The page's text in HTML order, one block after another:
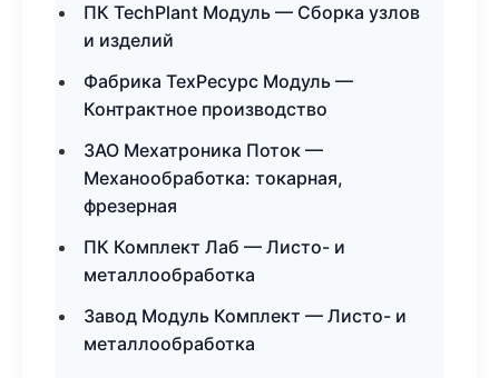
ПК TechPlant Модуль — Сборка узлов
и изделий
Фабрика ТехРесурс Модуль —
Контрактное производство
ЗАО Мехатроника Поток —
Механообработка: токарная,
фрезерная
ПК Комплект Лаб — Листо- и
металлообработка
Завод Модуль Комплект — Листо- и
металлообработка